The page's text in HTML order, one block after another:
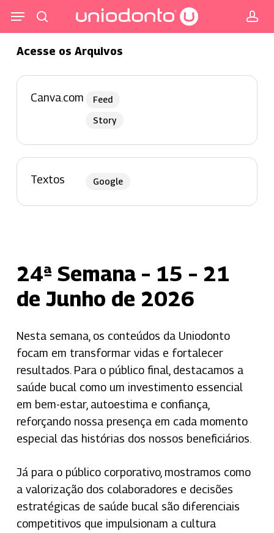
para
conteúdo
principal
Menu
Acesse os Arquivos
Canva.com
Feed
Story
Textos Google
24ª Semana – 15 – 21
de Junho de 2026
Nesta semana, os conteúdos da Uniodonto
focam em transformar vidas e fortalecer
resultados. Para o público final, destacamos a
saúde bucal como um investimento essencial
em bem-estar, autoestima e confiança,
reforçando nossa presença em cada momento
especial das histórias dos nossos beneficiários.
Já para o público corporativo, mostramos como
a valorização dos colaboradores e decisões
estratégicas de saúde bucal são diferenciais
competitivos que impulsionam a cultura